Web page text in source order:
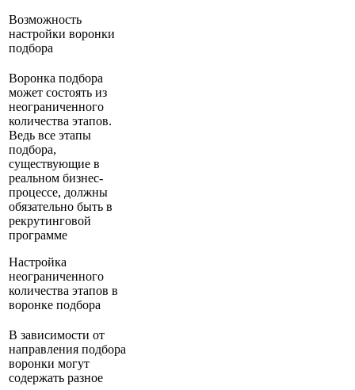
Возможность
настройки воронки
подбора
Воронка подбора
может состоять из
неограниченного
количества этапов.
Ведь все этапы
подбора,
существующие в
реальном бизнес-
процессе, должны
обязательно быть в
рекрутинговой
программе
Настройка
неограниченного
количества этапов в
воронке подбора
В зависимости от
направления подбора
воронки могут
содержать разное